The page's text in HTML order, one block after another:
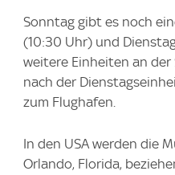
Sonntag gibt es noch
(10:30 Uhr) und
weitere Einheiten an
nach der
zum Flughafen.
In den USA werden die
Orlando, Florida,